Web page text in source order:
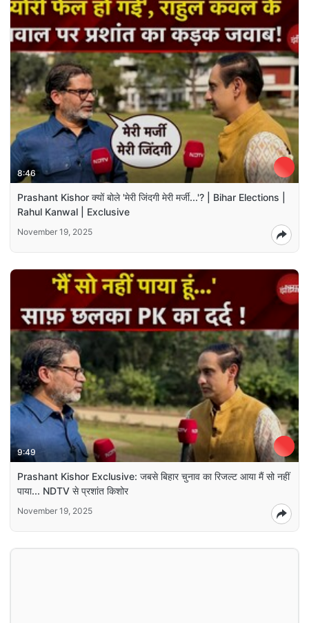
8:46
Prashant Kishor क्यों बोले 'मेरी जिंदगी मेरी मर्जी...'? | Bihar Elections |
Rahul Kanwal | Exclusive
November 19, 2025
9:49
Prashant Kishor Exclusive: जबसे बिहार चुनाव का रिजल्ट आया मैं सो नहीं
पाया... NDTV से प्रशांत किशोर
November 19, 2025